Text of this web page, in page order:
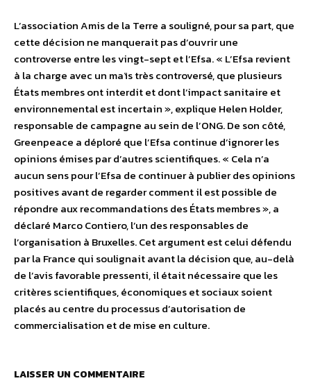
L’association Amis de la Terre a souligné, pour sa part, que
cette décision ne manquerait pas d’ouvrir une
controverse entre les vingt-sept et l’Efsa. « L’Efsa revient
à la charge avec un maïs très controversé, que plusieurs
États membres ont interdit et dont l’impact sanitaire et
environnemental est incertain », explique Helen Holder,
responsable de campagne au sein de l’ONG. De son côté,
Greenpeace a déploré que l’Efsa continue d’ignorer les
opinions émises par d’autres scientifiques. « Cela n’a
aucun sens pour l’Efsa de continuer à publier des opinions
positives avant de regarder comment il est possible de
répondre aux recommandations des États membres », a
déclaré Marco Contiero, l’un des responsables de
l’organisation à Bruxelles. Cet argument est celui défendu
par la France qui soulignait avant la décision que, au-delà
de l’avis favorable pressenti, il était nécessaire que les
critères scientifiques, économiques et sociaux soient
placés au centre du processus d’autorisation de
commercialisation et de mise en culture.
LAISSER UN COMMENTAIRE